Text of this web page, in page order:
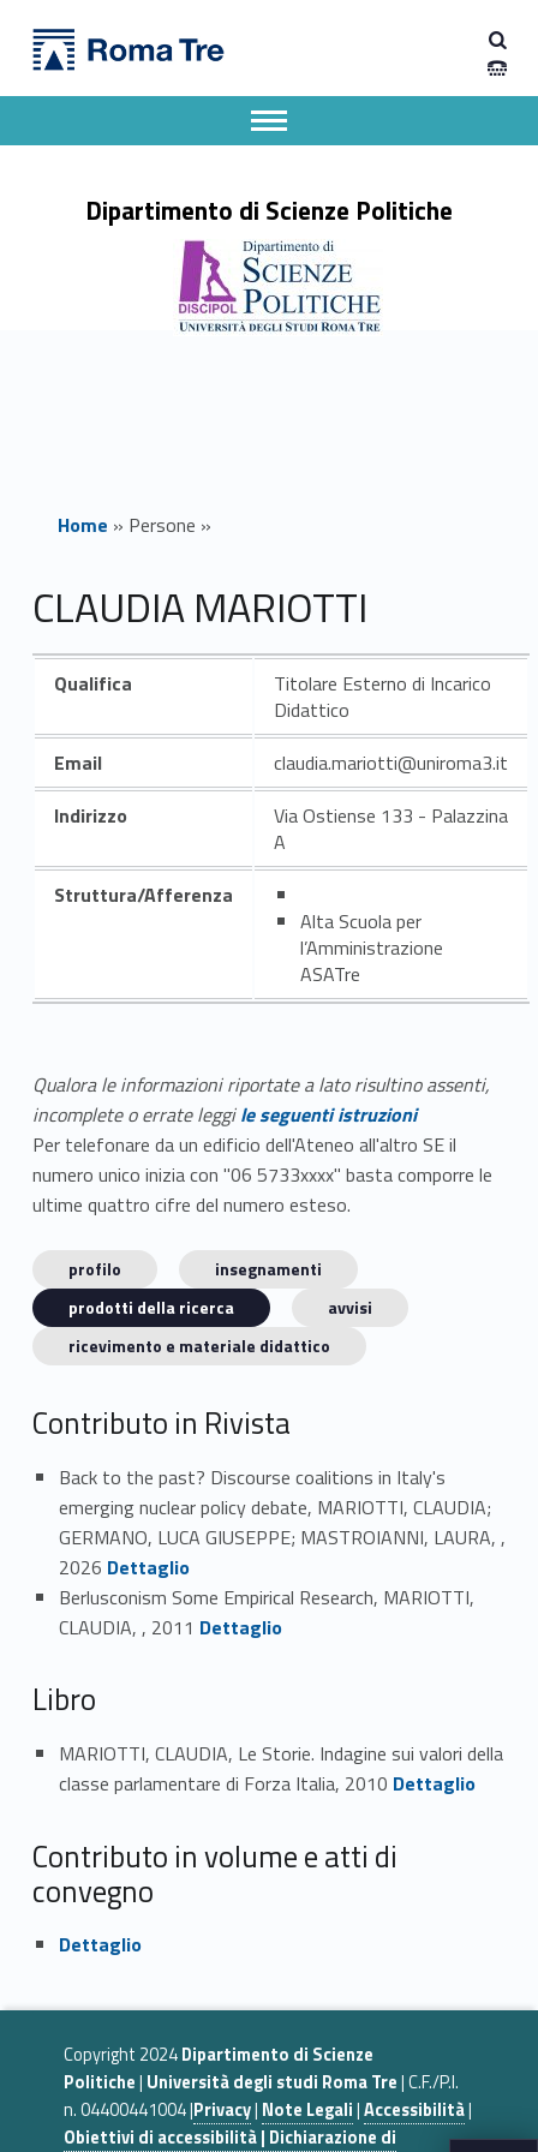
CLAUDIA MARIOTTI ricerca - Dipartimento di Scienze Politiche
Dipartimento di Scienze Politiche
Apri il menu secondario
Header info sidebar
Home » Persone »
CLAUDIA MARIOTTI
Qualifica
Titolare Esterno di Incarico
Didattico
Email
claudia.mariotti@uniroma3.it
Indirizzo
Via Ostiense 133 - Palazzina
A
Struttura/Afferenza
Alta Scuola per
l’Amministrazione
ASATre
Qualora le informazioni riportate a lato risultino assenti,
incomplete o errate leggile seguenti istruzioni
Per telefonare da un edificio dell'Ateneo all'altro SE il
numero unico inizia con "06 5733xxxx" basta comporre le
ultime quattro cifre del numero esteso.
profilo
insegnamenti
prodotti della ricerca
avvisi
ricevimento e materiale didattico
Contributo in Rivista
Back to the past? Discourse coalitions in Italy's
emerging nuclear policy debate, MARIOTTI, CLAUDIA;
GERMANO, LUCA GIUSEPPE; MASTROIANNI, LAURA, ,
2026 Link identifier #identifier_person_60571-1Dettaglio
Berlusconism Some Empirical Research, MARIOTTI,
CLAUDIA, , 2011 Link identifier #identifier_person_171728-2Dettaglio
Libro
MARIOTTI, CLAUDIA, Le Storie. Indagine sui valori della
classe parlamentare di Forza Italia, 2010 Link identifier #identifier_person_114871-3
Dettaglio
Contributo in volume e atti di
convegno
Link identifier #identifier_person_45131-4
Dettaglio
Copyright 2024Dipartimento di Scienze
Politiche| Università degli studi Roma Tre| C.F./P.I.
n. 04400441004 |Privacy| Note Legali|Accessibilità|
Obiettivi di accessibilità | Dichiarazione di